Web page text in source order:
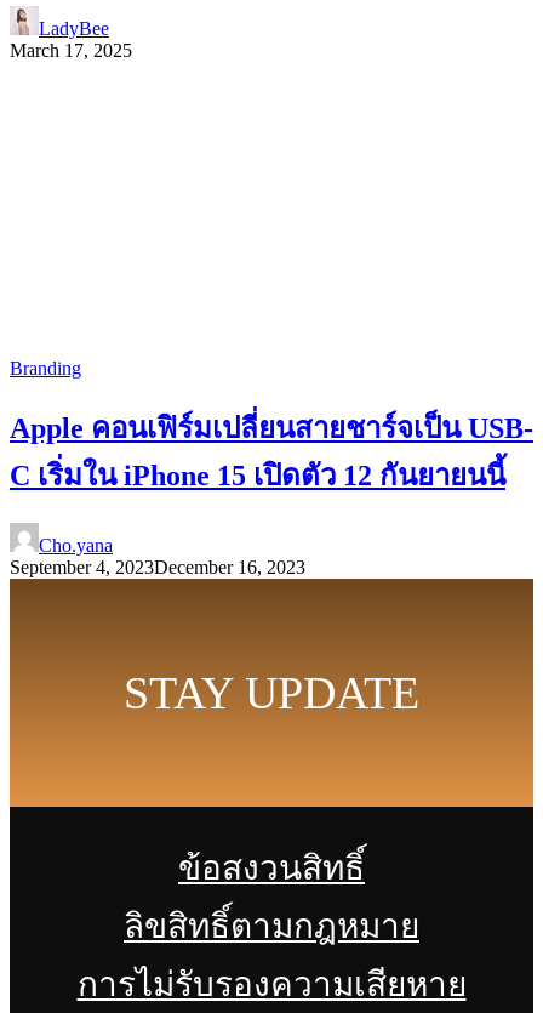
LadyBee
March 17, 2025
Branding
Apple คอนเฟิร์มเปลี่ยนสายชาร์จเป็น USB-
C เริ่มใน iPhone 15 เปิดตัว 12 กันยายนนี้
Cho.yana
September 4, 2023December 16, 2023
STAY UPDATE
ข้อสงวนสิทธิ์
ลิขสิทธิ์ตามกฎหมาย
การไม่รับรองความเสียหาย